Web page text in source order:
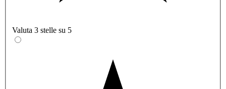
Valuta 3 stelle su 5